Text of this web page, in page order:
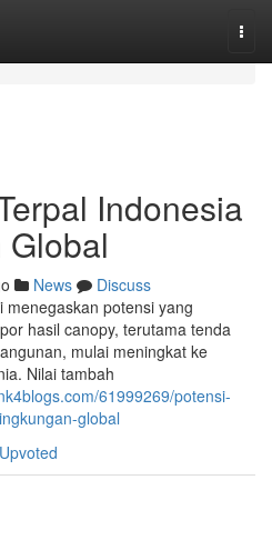
Indonesia
News
Discuss
potensi yang
hasil canopy, terutama tenda
mulai meningkat ke
Nilai tambah
61999269/potensi-
global